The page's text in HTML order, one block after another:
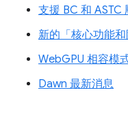
支援 BC 和 ASTC
新的「核心功能
WebGPU 相容模
Dawn 最新消息